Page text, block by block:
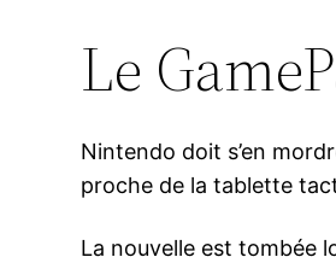
Le
Nintendo doit s’en
proche de la tablette
La nouvelle est tombée